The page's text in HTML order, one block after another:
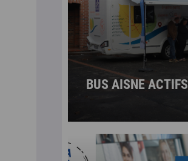
BUS AISNE ACTIFS